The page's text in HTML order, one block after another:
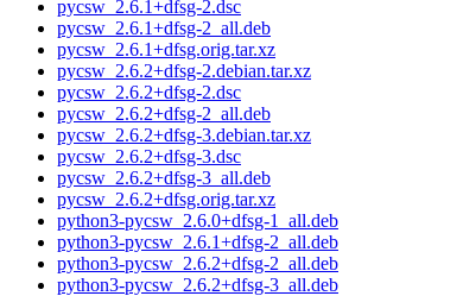
pycsw_2.6.1+dfsg-2.dsc
pycsw_2.6.1+dfsg-2_all.deb
pycsw_2.6.1+dfsg.orig.tar.xz
pycsw_2.6.2+dfsg-2.debian.tar.xz
pycsw_2.6.2+dfsg-2.dsc
pycsw_2.6.2+dfsg-2_all.deb
pycsw_2.6.2+dfsg-3.debian.tar.xz
pycsw_2.6.2+dfsg-3.dsc
pycsw_2.6.2+dfsg-3_all.deb
pycsw_2.6.2+dfsg.orig.tar.xz
python3-pycsw_2.6.0+dfsg-1_all.deb
python3-pycsw_2.6.1+dfsg-2_all.deb
python3-pycsw_2.6.2+dfsg-2_all.deb
python3-pycsw_2.6.2+dfsg-3_all.deb